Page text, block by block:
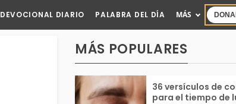
DEVOCIONAL DIARIO PALABRA DEL DÍA MÁS
MÁS POPULARES
36 versículos de
para el tiempo de